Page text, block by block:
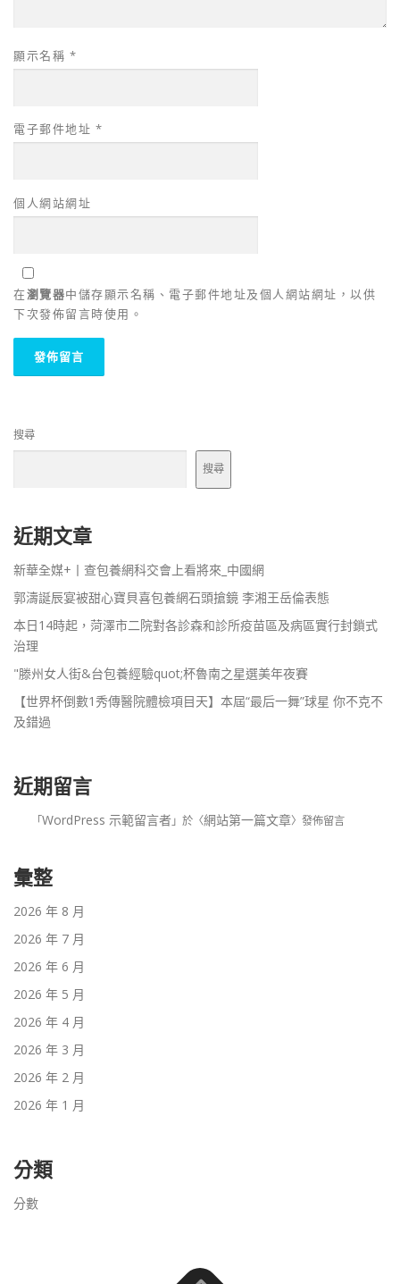
顯示名稱 *
電子郵件地址 *
個人網站網址
在瀏覽器中儲存顯示名稱、電子郵件地址及個人網站網址，以供
下次發佈留言時使用。
搜尋
搜尋
近期文章
新華全媒+丨查包養網科交會上看將來_中國網
郭濤誕辰宴被甜心寶貝喜包養網石頭搶鏡 李湘王岳倫表態
本日14時起，菏澤市二院對各診森和診所疫苗區及病區實行封鎖式
治理
"滕州女人街&台包養經驗quot;杯魯南之星選美年夜賽
【世界杯倒數1秀傳醫院體檢項目天】本屆“最后一舞”球星 你不克不
及錯過
近期留言
「WordPress 示範留言者」於〈網站第一篇文章〉發佈留言
彙整
2026 年 8 月
2026 年 7 月
2026 年 6 月
2026 年 5 月
2026 年 4 月
2026 年 3 月
2026 年 2 月
2026 年 1 月
分類
分數